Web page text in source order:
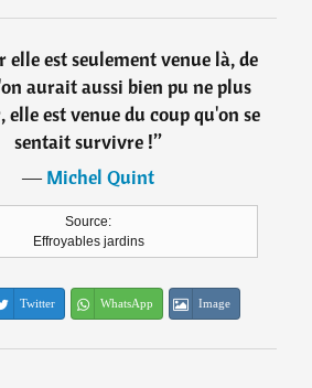
elle est seulement venue là, de
aurait aussi bien pu ne plus
est venue du coup qu'on se
sentait survivre !”
―Michel Quint
Source:
Effroyables jardins
Twitter WhatsApp Image